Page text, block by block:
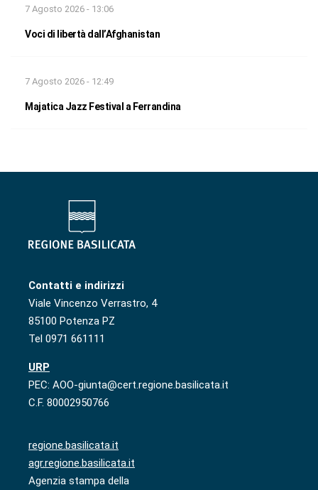
7 Agosto 2026 - 13:06
Voci di libertà dall’Afghanistan
7 Agosto 2026 - 12:49
Majatica Jazz Festival a Ferrandina
Contatti e indirizzi
Viale Vincenzo Verrastro, 4
85100 Potenza PZ
Tel 0971 661111
URP
PEC: AOO-giunta@cert.regione.basilicata.it
C.F. 80002950766
regione.basilicata.it
agr.regione.basilicata.it
Agenzia stampa della